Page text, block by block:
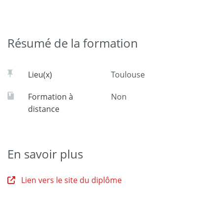
Résumé de la formation
Lieu(x) Toulouse
Formation à
distance
Non
En savoir plus
Lien vers le site du diplôme